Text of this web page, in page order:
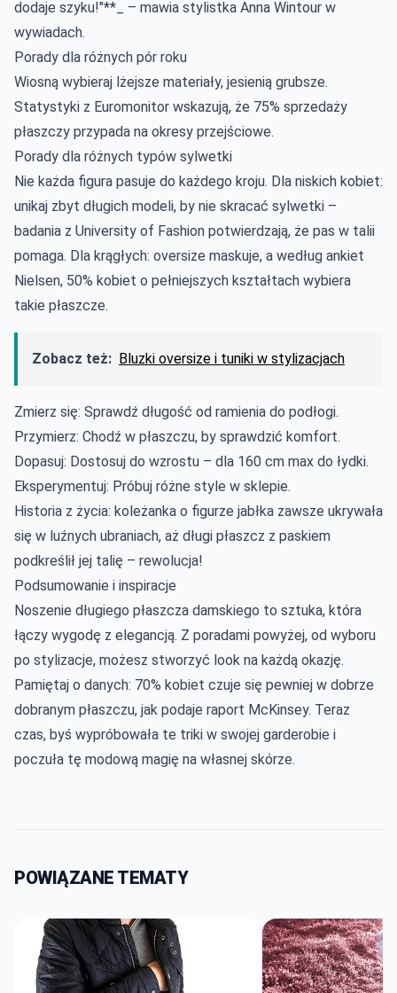
dodaje szyku!"**_ – mawia stylistka Anna Wintour w
wywiadach.
Porady dla różnych pór roku
Wiosną wybieraj lżejsze materiały, jesienią grubsze.
Statystyki z Euromonitor wskazują, że 75% sprzedaży
płaszczy przypada na okresy przejściowe.
Porady dla różnych typów sylwetki
Nie każda figura pasuje do każdego kroju. Dla niskich kobiet:
unikaj zbyt długich modeli, by nie skracać sylwetki –
badania z University of Fashion potwierdzają, że pas w talii
pomaga. Dla krągłych: oversize maskuje, a według ankiet
Nielsen, 50% kobiet o pełniejszych kształtach wybiera
takie płaszcze.
Zobacz też: Bluzki oversize i tuniki w stylizacjach
Zmierz się: Sprawdź długość od ramienia do podłogi.
Przymierz: Chodź w płaszczu, by sprawdzić komfort.
Dopasuj: Dostosuj do wzrostu – dla 160 cm max do łydki.
Eksperymentuj: Próbuj różne style w sklepie.
Historia z życia: koleżanka o figurze jabłka zawsze ukrywała
się w luźnych ubraniach, aż długi płaszcz z paskiem
podkreślił jej talię – rewolucja!
Podsumowanie i inspiracje
Noszenie długiego płaszcza damskiego to sztuka, która
łączy wygodę z elegancją. Z poradami powyżej, od wyboru
po stylizacje, możesz stworzyć look na każdą okazję.
Pamiętaj o danych: 70% kobiet czuje się pewniej w dobrze
dobranym płaszczu, jak podaje raport McKinsey. Teraz
czas, byś wypróbowała te triki w swojej garderobie i
poczuła tę modową magię na własnej skórze.
POWIĄZANE TEMATY